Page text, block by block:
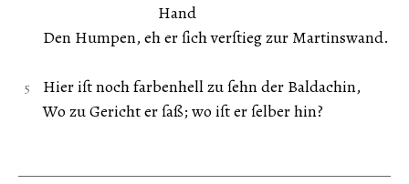
Hand
Den Humpen, eh er ſich verſtieg zur Martinswand.
Hier iſt noch farbenhell zu ſehn der Baldachin,
Wo zu Gericht er ſaß; wo iſt er ſelber hin?